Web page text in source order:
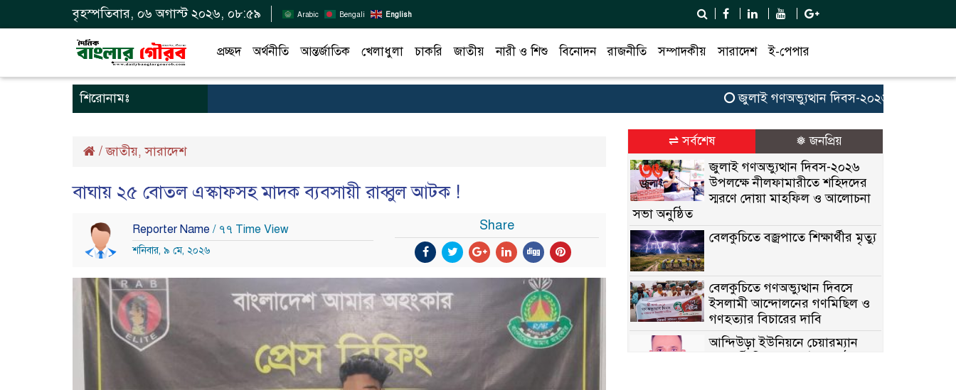
বৃহস্পতিবার, ০৬ অগাস্ট ২০২৬, ০৮:৫৯ Arabic Bengali English
প্রচ্ছদ অর্থনীতি আন্তর্জাতিক খেলাধুলা চাকরি জাতীয় নারী ও শিশু বিনোদন রাজনীতি সম্পাদকীয় সারাদেশ ই-পেপার
শিরোনামঃ জুলাই গণঅভ্যুত্থান দিবস-২০২৬ উপলক্ষে
/জাতীয়,সারাদেশ
বাঘায় ২৫ বোতল এস্কাফসহ মাদক ব্যবসায়ী রাব্বুল আটক !
Reporter Name / ৭৭ Time View
শনিবার, ৯ মে, ২০২৬
Share
⇌ সর্বশেষ ❅ জনপ্রিয়
জুলাই গণঅভ্যুত্থান দিবস-২০২৬
উপলক্ষে নীলফামারীতে শহিদদের
স্মরণে দোয়া মাহফিল ও আলোচনা
সভা অনুষ্ঠিত
বেলকুচিতে বজ্রপাতে শিক্ষার্থীর মৃত্যু
বেলকুচিতে গণঅভ্যুত্থান দিবসে
ইসলামী আন্দোলনের গণমিছিল ও
গণহত্যার বিচারের দাবি
আন্দিউড়া ইউনিয়নে চেয়ারম্যান